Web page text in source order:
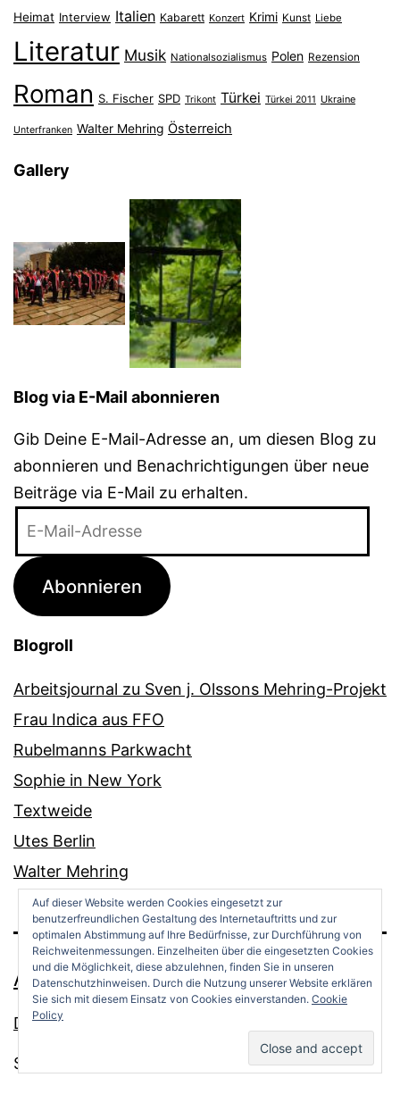
Heimat Interview Italien Kabarett Konzert Krimi Kunst Liebe
Literatur Musik Nationalsozialismus Polen Rezension
Roman S. Fischer SPD Trikont Türkei Türkei 2011 Ukraine
Unterfranken Walter Mehring Österreich
Gallery
Blog via E-Mail abonnieren
Gib Deine E-Mail-Adresse an, um diesen Blog zu
abonnieren und Benachrichtigungen über neue
Beiträge via E-Mail zu erhalten.
Adresse
Abonnieren
Blogroll
Arbeitsjournal zu Sven j. Olssons Mehring-Projekt
Frau Indica aus FFO
Rubelmanns Parkwacht
Sophie in New York
Textweide
Utes Berlin
Walter Mehring
ANDREAS OPPERMANN
Datenschutz
Stolz präsentiert von WordPress.
Auf dieser Website werden Cookies eingesetzt zur
benutzerfreundlichen Gestaltung des Internetauftritts und zur
optimalen Abstimmung auf Ihre Bedürfnisse, zur Durchführung von
Reichweitenmessungen. Einzelheiten über die eingesetzten Cookies
und die Möglichkeit, diese abzulehnen, finden Sie in unseren
Datenschutzhinweisen. Durch die Nutzung unserer Website erklären
Sie sich mit diesem Einsatz von Cookies einverstanden. Cookie
Policy